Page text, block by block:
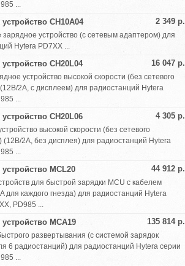
...
2 349 р.
CH10A04
устройство (с сетевым адаптером) для
Hytera PD7XX ...
16 047 р.
CH20L04
устройство высокой скорости (без сетевого
2A, с дисплеем) для радиостанций Hytera
...
4 305 р.
CH20L06
высокой скорости (без сетевого
(12В/2A, без дисплея) для радиостанций Hytera
...
44 912 р.
MCL20
для быстрой зарядки MCU с кабелем
для каждого гнезда) для радиостанций Hytera
PD985 ...
135 814 р.
MCA19
развертывания (с системой зарядок
6 радиостанций) для радиостанций Hytera серии
...